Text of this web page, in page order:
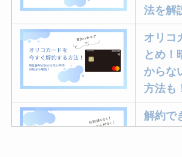
法を解
オリコ
とめ！
からな
方法も
解約で